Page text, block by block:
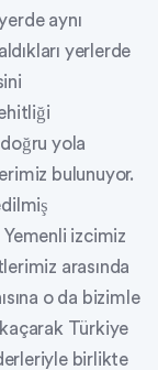
aynı
yerlerde
yola
bulunuyor.
Yemenli izcimiz
arasında
o da bizimle
Türkiye
birlikte